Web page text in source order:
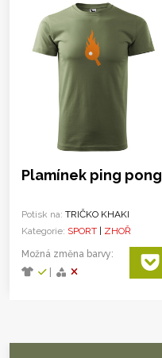
Plamínek ping pong
Potisk na: TRIČKO KHAKI
Kategorie: SPORT ZHOŘ
Možná změna barvy: